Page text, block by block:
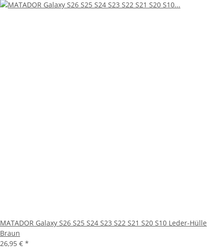
MATADOR Galaxy S26 S25 S24 S23 S22 S21 S20 S10 Leder-Hülle
Braun
26,95 € *